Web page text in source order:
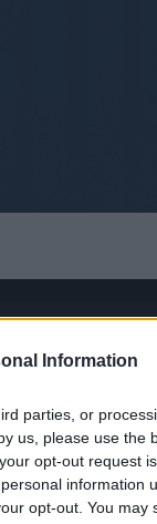
Information
parties, or
us, please use the
opt-out request
information
opt-out. You may